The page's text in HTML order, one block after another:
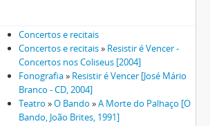
[Item] Letra da canção "Dairinhas (Carta ao Daniel Filipe)"
[Item] Letra da canção "Diminuendos (Carta ao Senhor Silva)"
[Item] Letra da canção "Fui-te ver, estavas lavando"
[Item] Letra da canção "Mar de Vigo"
[Item] Letra da canção "Pingacho"
[Item] Letra da canção "Menina dos meus olhos" + partitura
Concertos e recitais
Concertos e recitais» Resistir é Vencer -
Concertos nos Coliseus [2004]
Fonografia» Resistir é Vencer [José Mário
Branco - CD, 2004]
Teatro »O Bando »A Morte do Palhaço [O
Bando, João Brites, 1991]